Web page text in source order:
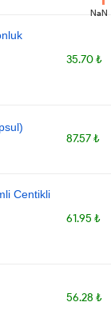
35.70 ₺
87.57 ₺
Centikli
61.95 ₺
56.28 ₺
NaN